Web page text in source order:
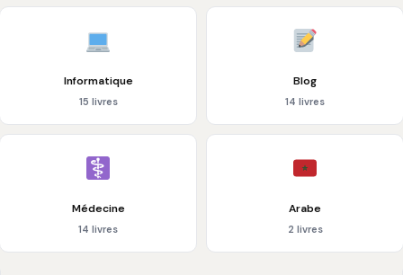
Informatique
15 livres
Blog
14 livres
Médecine
14 livres
Arabe
2 livres